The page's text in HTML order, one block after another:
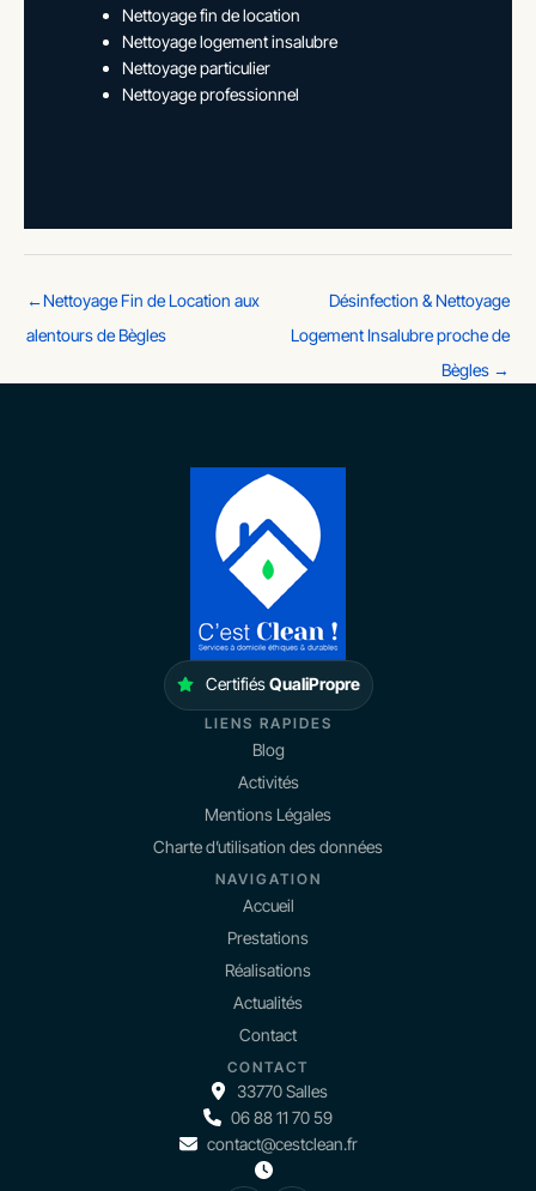
Nettoyage fin de location
Nettoyage logement insalubre
Nettoyage particulier
Nettoyage professionnel
←Nettoyage Fin de Location aux
alentours de Bègles
Désinfection & Nettoyage
Logement Insalubre proche de
Bègles →
CertifiésQualiPropre
LIENS RAPIDES
Blog
Activités
Mentions Légales
Charte d’utilisation des données
NAVIGATION
Accueil
Prestations
Réalisations
Actualités
Contact
CONTACT
33770 Salles
06 88 11 70 59
contact@cestclean.fr